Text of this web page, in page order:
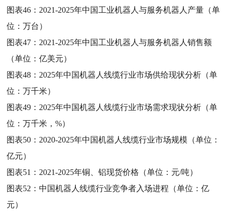
图表46： 2021-2025年中国工业机器人与服务机器人产量（单
位：万台）
图表47： 2021-2025年中国工业机器人与服务机器人销售额
（单位：亿美元）
图表48： 2025年中国机器人线缆行业市场供给现状分析（单
位：万千米）
图表49： 2025年中国机器人线缆行业市场需求现状分析（单
位：万千米，%）
图表50： 2020-2025年中国机器人线缆行业市场规模（单位：
亿元）
图表51： 2021-2025年铜、铝现货价格（单位：元/吨）
图表52：中国机器人线缆行业竞争者入场进程（单位：亿
元）